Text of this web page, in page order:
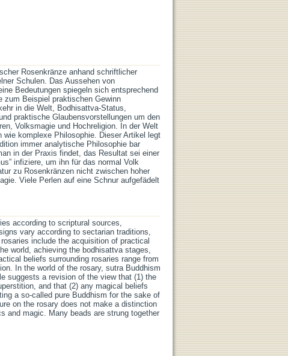
Rosenkränze anhand schriftlicher
Schulen. Das Aussehen von
Bedeutungen spiegeln sich entsprechend
zum Beispiel praktischen Gewinn
in die Welt, Bodhisattva-Status,
praktische Glaubensvorstellungen um den
Volksmagie und Hochreligion. In der Welt
komplexe Philosophie. Dieser Artikel legt
immer analytische Philosophie bar
in der Praxis findet, das Resultat sei einer
infiziere, um ihn für das normal Volk
zu Rosenkränzen nicht zwischen hoher
Viele Perlen auf eine Schnur aufgefädelt
according to scriptural sources,
vary according to sectarian traditions,
include the acquisition of practical
world, achieving the bodhisattva stages,
beliefs surrounding rosaries range from
In the world of the rosary, sutra Buddhism
suggests a revision of the view that (1) the
and that (2) any magical beliefs
a so-called pure Buddhism for the sake of
on the rosary does not make a distinction
and magic. Many beads are strung together